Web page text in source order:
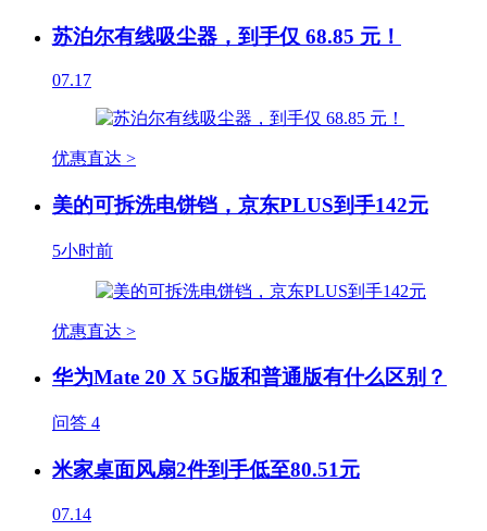
苏泊尔有线吸尘器，到手仅 68.85 元！
07.17
优惠直达 >
美的可拆洗电饼铛，京东PLUS到手142元
5小时前
优惠直达 >
华为Mate 20 X 5G版和普通版有什么区别？
问答 4
米家桌面风扇2件到手低至80.51元
07.14